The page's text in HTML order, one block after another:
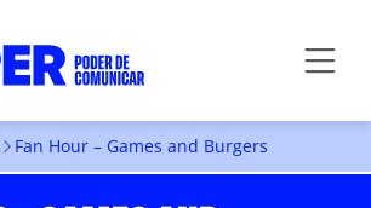
Fan Hour – Games and Burgers